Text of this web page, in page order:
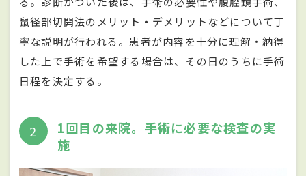
鼠径部切開法のメリット・デメリットなどについて丁
寧な説明が行われる。患者が内容を十分に理解・納得
した上で手術を希望する場合は、その日のうちに手術
日程を決定する。
2
1回目の来院。手術に必要な検査の実
施